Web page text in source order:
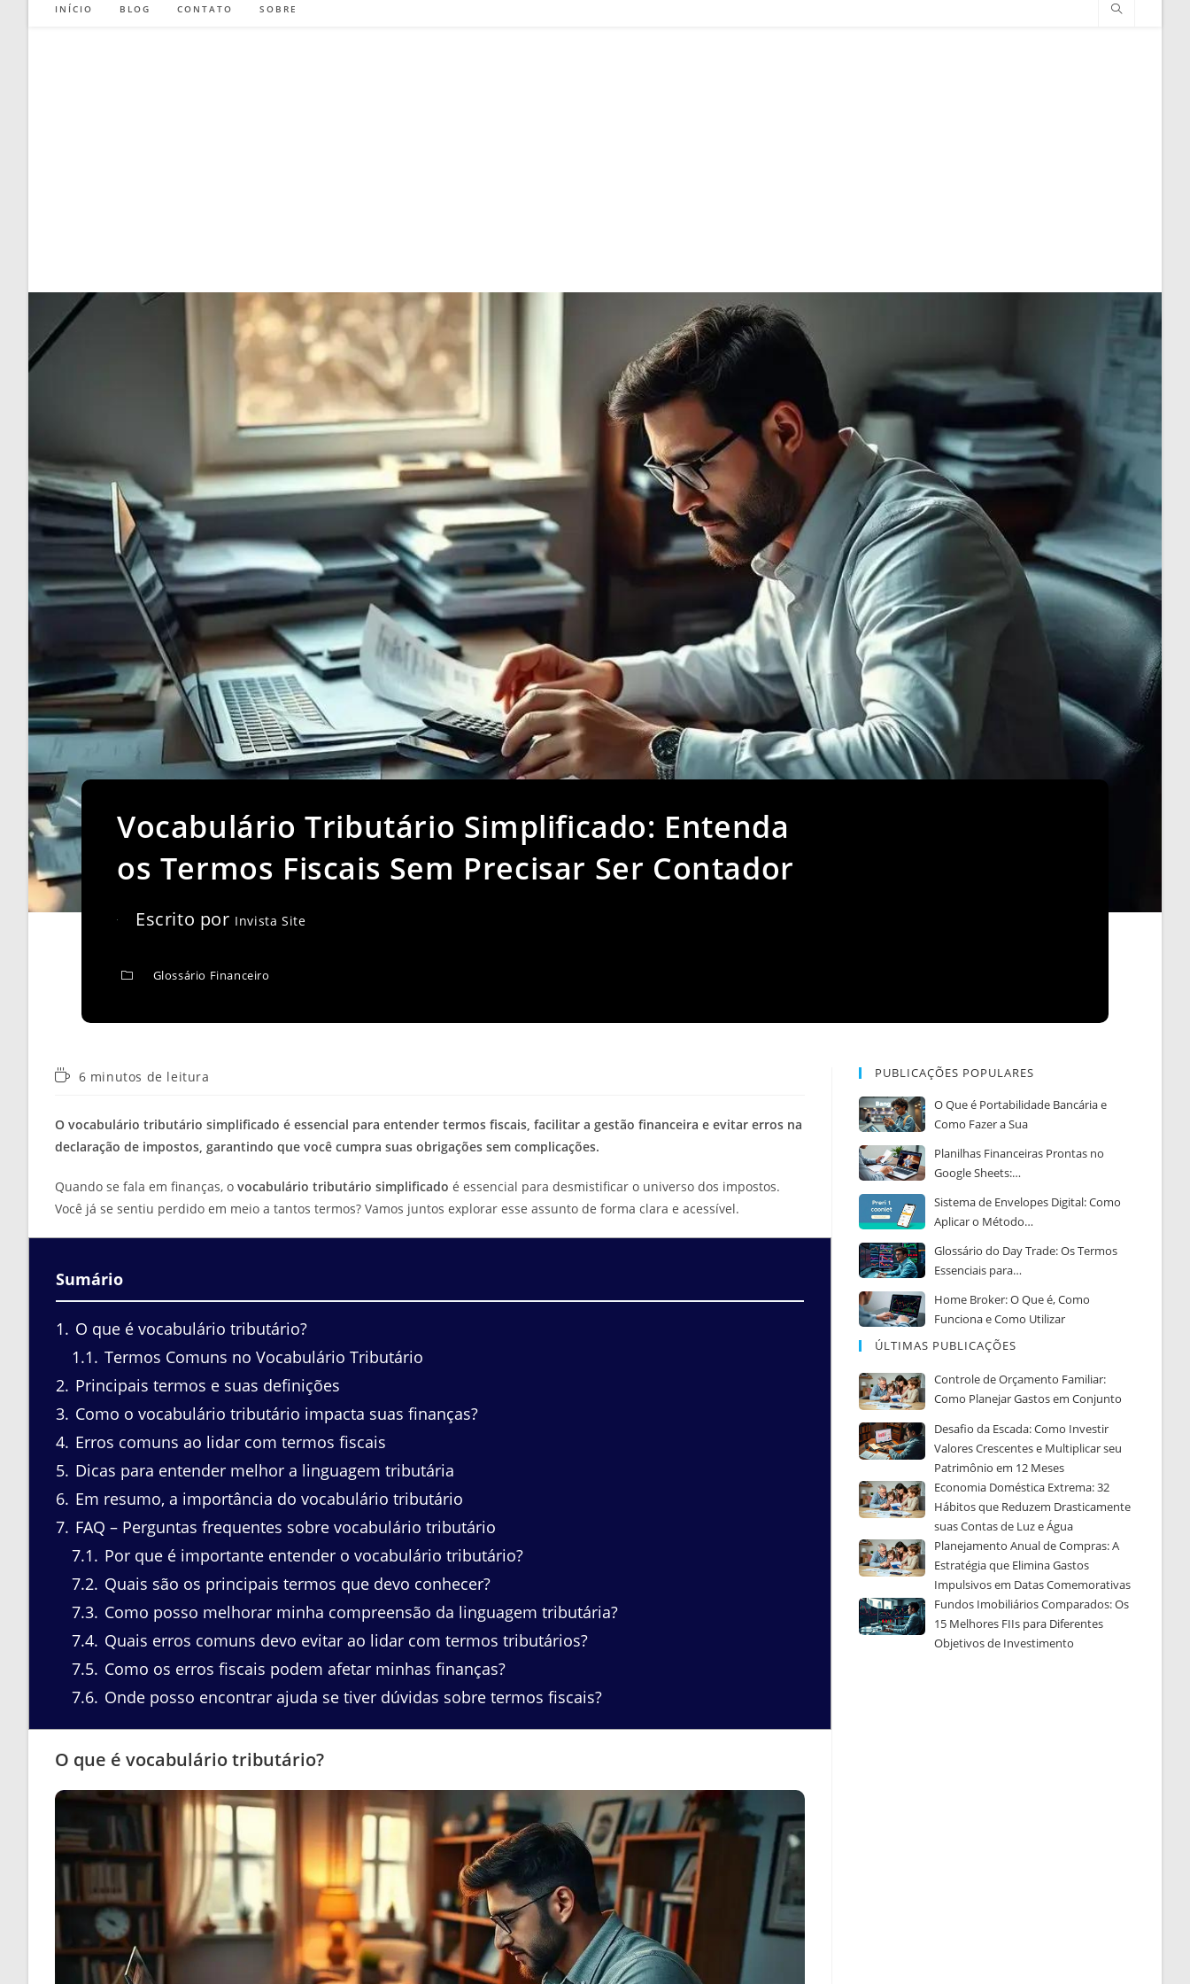
INÍCIO BLOG CONTATO SOBRE
Vocabulário Tributário Simplificado: Entenda
os Termos Fiscais Sem Precisar Ser Contador
Escrito por Invista Site
Glossário Financeiro
Tempo6 minutos de leitura
O vocabulário tributário simplificado é essencial para entender termos fiscais, facilitar a gestão financeira e evitar erros na
declaração de impostos, garantindo que você cumpra suas obrigações sem complicações.
Quando se fala em finanças, o vocabulário tributário simplificado é essencial para desmistificar o universo dos impostos.
Você já se sentiu perdido em meio a tantos termos? Vamos juntos explorar esse assunto de forma clara e acessível.
Sumário
1
O que é vocabulário tributário?
1.1
Termos Comuns no Vocabulário Tributário
2 Principais termos e suas definições
3 Como o vocabulário tributário impacta suas finanças?
4 Erros comuns ao lidar com termos fiscais
5 Dicas para entender melhor a linguagem tributária
6 Em resumo, a importância do vocabulário tributário
7 FAQ – Perguntas frequentes sobre vocabulário tributário
7.1
Por que é importante entender o vocabulário tributário?
7.2 Quais são os principais termos que devo conhecer?
7.3 Como posso melhorar minha compreensão da linguagem tributária?
7.4 Quais erros comuns devo evitar ao lidar com termos tributários?
7.5 Como os erros fiscais podem afetar minhas finanças?
7.6 Onde posso encontrar ajuda se tiver dúvidas sobre termos fiscais?
O que é vocabulário tributário?
PUBLICAÇÕES POPULARES
O Que é Portabilidade Bancária e
Como Fazer a Sua
Planilhas Financeiras Prontas no
Google Sheets:…
Sistema de Envelopes Digital: Como
Aplicar o Método…
Glossário do Day Trade: Os Termos
Essenciais para…
Home Broker: O Que é, Como
Funciona e Como Utilizar
ÚLTIMAS PUBLICAÇÕES
Controle de Orçamento Familiar:
Como Planejar Gastos em Conjunto
Desafio da Escada: Como Investir
Valores Crescentes e Multiplicar seu
Patrimônio em 12 Meses
Economia Doméstica Extrema: 32
Hábitos que Reduzem Drasticamente
suas Contas de Luz e Água
Planejamento Anual de Compras: A
Estratégia que Elimina Gastos
Impulsivos em Datas Comemorativas
Fundos Imobiliários Comparados: Os
15 Melhores FIIs para Diferentes
Objetivos de Investimento